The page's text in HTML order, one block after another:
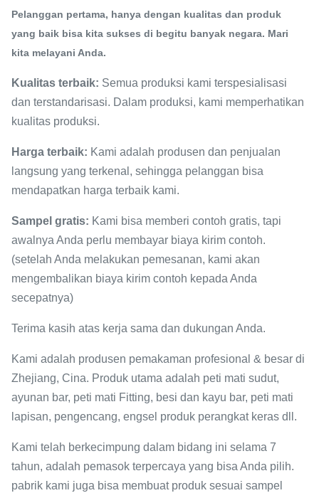
Pelanggan pertama, hanya dengan kualitas dan produk
yang baik bisa kita sukses di begitu banyak negara. Mari
kita melayani Anda.
Kualitas terbaik: Semua produksi kami terspesialisasi
dan terstandarisasi. Dalam produksi, kami memperhatikan
kualitas produksi.
Harga terbaik: Kami adalah produsen dan penjualan
langsung yang terkenal, sehingga pelanggan bisa
mendapatkan harga terbaik kami.
Sampel gratis: Kami bisa memberi contoh gratis, tapi
awalnya Anda perlu membayar biaya kirim contoh.
(setelah Anda melakukan pemesanan, kami akan
mengembalikan biaya kirim contoh kepada Anda
secepatnya)
Terima kasih atas kerja sama dan dukungan Anda.
Kami adalah produsen pemakaman profesional & besar di
Zhejiang, Cina. Produk utama adalah peti mati sudut,
ayunan bar, peti mati Fitting, besi dan kayu bar, peti mati
lapisan, pengencang, engsel produk perangkat keras dll.
Kami telah berkecimpung dalam bidang ini selama 7
tahun, adalah pemasok terpercaya yang bisa Anda pilih.
pabrik kami juga bisa membuat produk sesuai sampel